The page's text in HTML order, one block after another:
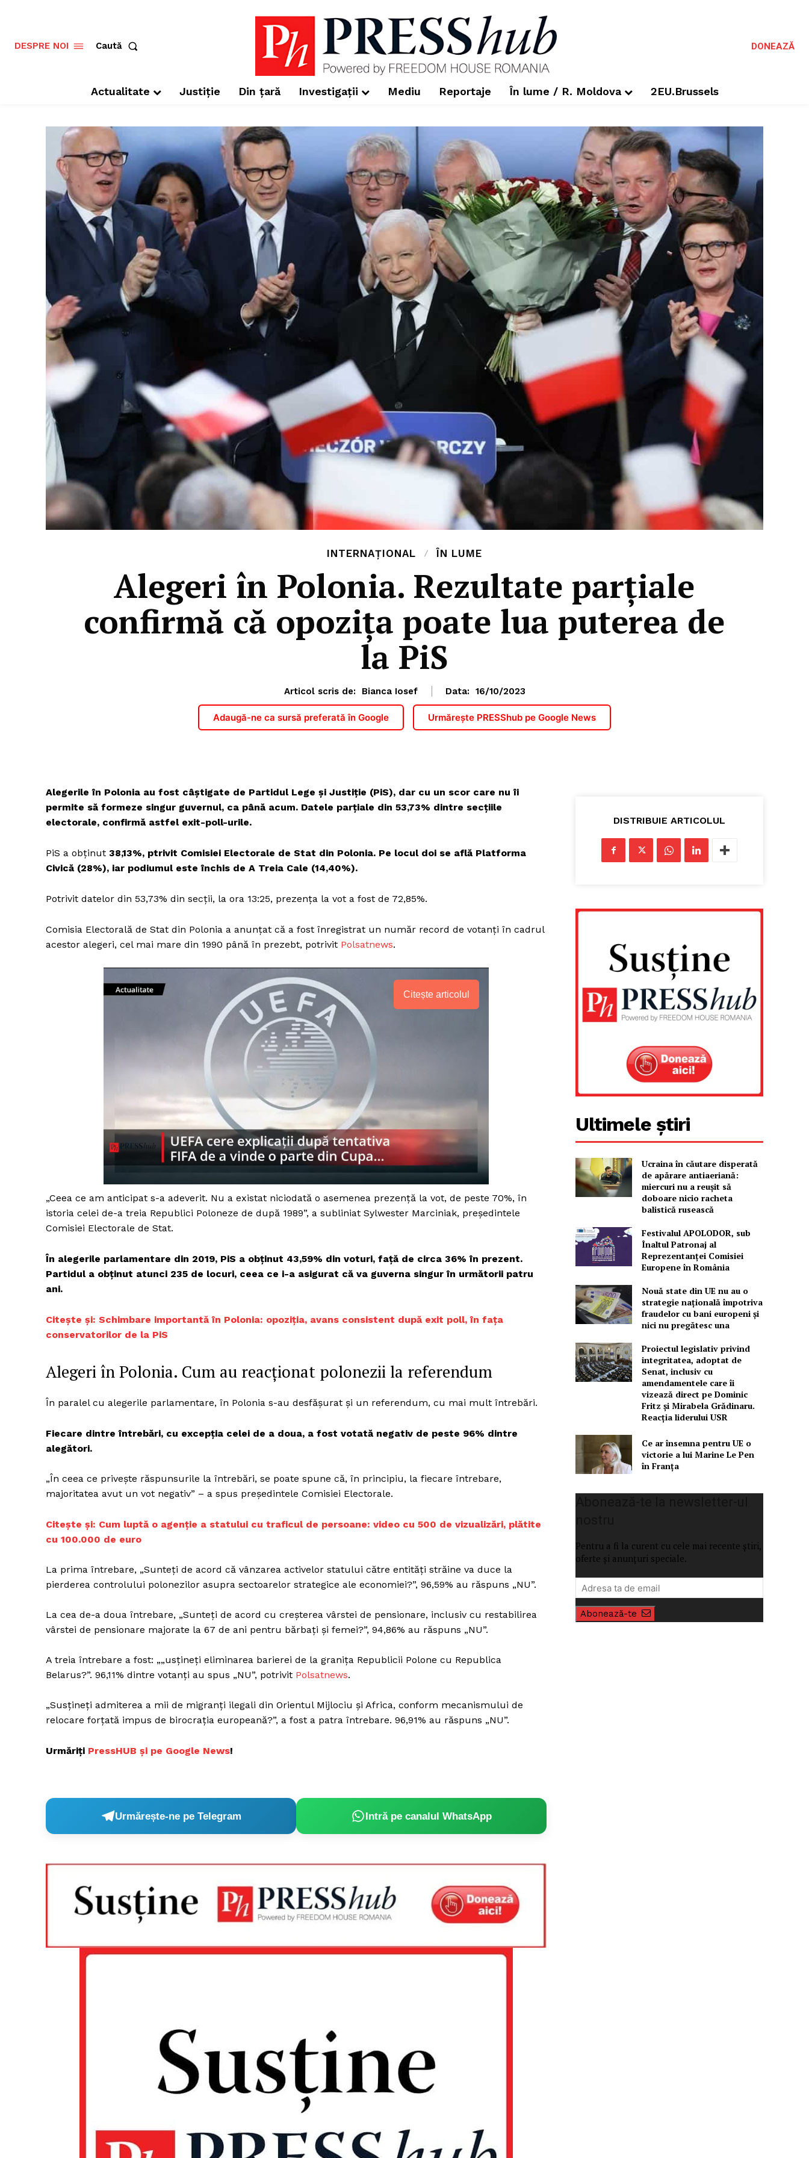
Un proiect
ROMÂNIA
Rețea
DESPRE NOI Caută DONEAZĂ
Actualitate Justiție Din țară Investigații Mediu Reportaje În lume / R. Moldova 2EU.Brussels
INTERNAȚIONAL ÎN LUME
Alegeri în Polonia. Rezultate parțiale
confirmă că opozița poate lua puterea de
la PiS
Articol scris de: Bianca Iosef Data: 16/10/2023
Adaugă-ne ca sursă preferată în Google Urmărește PRESShub pe Google News
Alegerile în Polonia au fost câștigate de Partidul Lege și Justiție (PiS), dar cu un scor care nu îi
permite să formeze singur guvernul, ca până acum. Datele parțiale din 53,73% dintre secțiile
electorale, confirmă astfel exit-poll-urile.
PiS a obținut 38,13%, ptrivit Comisiei Electorale de Stat din Polonia. Pe locul doi se află Platforma
Civică (28%), iar podiumul este închis de A Treia Cale (14,40%).
Potrivit datelor din 53,73% din secții, la ora 13:25, prezența la vot a fost de 72,85%.
Comisia Electorală de Stat din Polonia a anunțat că a fost înregistrat un număr record de votanți în cadrul
acestor alegeri, cel mai mare din 1990 până în prezebt, potrivit Polsatnews.
Citește articolul
„Ceea ce am anticipat s-a adeverit. Nu a existat niciodată o asemenea prezență la vot, de peste 70%, în
istoria celei de-a treia Republici Poloneze de după 1989”, a subliniat Sylwester Marciniak, președintele
Comisiei Electorale de Stat.
În alegerile parlamentare din 2019, PiS a obținut 43,59% din voturi, față de circa 36% în prezent.
Partidul a obținut atunci 235 de locuri, ceea ce i-a asigurat că va guverna singur în următorii patru
ani.
Citește și: Schimbare importantă în Polonia: opoziția, avans consistent după exit poll, în fața
conservatorilor de la PiS
Alegeri în Polonia. Cum au reacționat polonezii la referendum
În paralel cu alegerile parlamentare, în Polonia s-au desfășurat și un referendum, cu mai mult întrebări.
Fiecare dintre întrebări, cu excepția celei de a doua, a fost votată negativ de peste 96% dintre
alegători.
„În ceea ce privește răspunsurile la întrebări, se poate spune că, în principiu, la fiecare întrebare,
majoritatea avut un vot negativ” – a spus președintele Comisiei Electorale.
Citește și: Cum luptă o agenție a statului cu traficul de persoane: video cu 500 de vizualizări, plătite
cu 100.000 de euro
La prima întrebare, „Sunteți de acord că vânzarea activelor statului către entități străine va duce la
pierderea controlului polonezilor asupra sectoarelor strategice ale economiei?”, 96,59% au răspuns „NU”.
La cea de-a doua întrebare, „Sunteți de acord cu creșterea vârstei de pensionare, inclusiv cu restabilirea
vârstei de pensionare majorate la 67 de ani pentru bărbați și femei?”, 94,86% au răspuns „NU”.
A treia întrebare a fost: „„usțineți eliminarea barierei de la granița Republicii Polone cu Republica
Belarus?”. 96,11% dintre votanți au spus „NU”, potrivit Polsatnews.
„Susțineți admiterea a mii de migranți ilegali din Orientul Mijlociu și Africa, conform mecanismului de
relocare forțată impus de birocrația europeană?”, a fost a patra întrebare. 96,91% au răspuns „NU”.
Urmăriți PressHUB și pe Google News!
Urmărește-ne pe Telegram Intră pe canalul WhatsApp
DISTRIBUIE ARTICOLUL
Ultimele știri
Ucraina în căutare disperată
de apărare antiaeriană:
miercuri nu a reușit să
doboare nicio racheta
balistică rusească
Festivalul APOLODOR, sub
Înaltul Patronaj al
Reprezentanței Comisiei
Europene în România
Nouă state din UE nu au o
strategie națională împotriva
fraudelor cu bani europeni și
nici nu pregătesc una
Proiectul legislativ privind
integritatea, adoptat de
Senat, inclusiv cu
amendamentele care îi
vizează direct pe Dominic
Fritz și Mirabela Grădinaru.
Reacția liderului USR
Ce ar însemna pentru UE o
victorie a lui Marine Le Pen
în Franța
Pentru a fi la curent cu cele mai recente știri,
oferte și anunțuri speciale.
Abonează-te